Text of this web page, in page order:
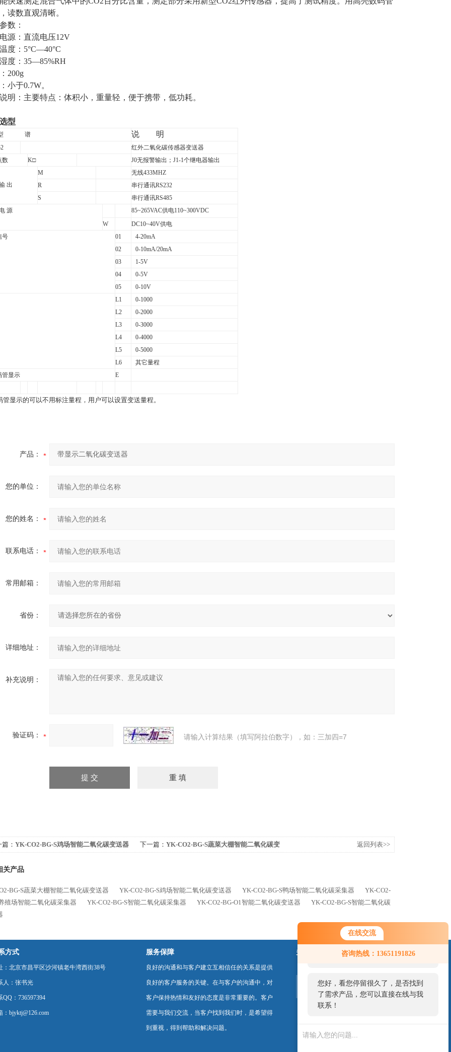
在线交流
咨询热线：13651191826
您好！欢迎前来咨询，很高兴为您
服务，请问您要咨询什么问题呢？
您好，看您停留很久了，是否找到
了需求产品，您可以直接在线与我
联系！
读数直观清晰。
数：
源：直流电压12V
度：5°C—40°C
度：35—85%RH
200g
小于0.7W。
明：主要特点：体积小，重量轻，便于携带，低功耗。
型
谱 说 明
红外二氧化碳传感器变送器
数
K□ J0无报警输出；J1-1个继电器输出
出
M
无线433MHZ
R
串行通讯RS232
S
串行通讯RS485
源
85~265VAC供电110~300VDC
W
DC10~40V供电
号
01
4-20mA
02
0-10mA/20mA
03
1-5V
04
0-5V
05
0-10V
L1
0-1000
L2
0-2000
L3
0-3000
L4
0-4000
L5
0-5000
L6
其它量程
管显示
E
管显示的可以不用标注量程，用户可以设置变送量程。
产品：
您的单位：
您的姓名：
联系电话：
常用邮箱：
省份：
详细地址：
补充说明：
验证码： 请输入计算结果（填写阿拉伯数字），如：三加四=7
： YK-CO2-BG-S鸡场智能二氧化碳变送器 下一篇： YK-CO2-BG-S蔬菜大棚智能二氧化碳变
返回列表>>
关产品
BG-S蔬菜大棚智能二氧化碳变送器 YK-CO2-BG-S鸡场智能二氧化碳变送器 YK-CO2-BG-S鸭场智能二氧化碳采集器
YK-CO2-
殖场智能二氧化碳采集器
YK-CO2-BG-S智能二氧化碳采集器 YK-CO2-BG-O1智能二氧化碳变送器
YK-CO2-BG-S智能二氧化碳
方式
：北京市昌平区沙河镇老牛湾西街38号
人：张书光
QQ：736597394
：bjyktj@126.com
服务保障
良好的沟通和与客户建立互相信任的关系是提供
良好的客户服务的关键。在与客户的沟通中，对
客户保持热情和友好的态度是非常重要的。客户
需要与我们交流，当客户找到我们时，是希望得
到重视，得到帮助和解决问题。
关注我们